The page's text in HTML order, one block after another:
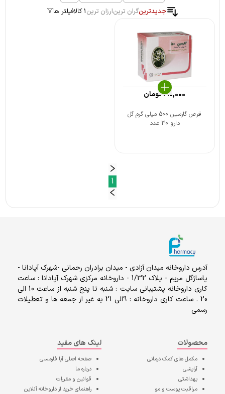
جدیدترینگران ترینارزان ترین1 کالا فیلتر ها
قرص گارسین 500 میلی گرم گل
دارو 30 عدد
210,000تومان
1
آدرس داروخانه میدان آزادی - میدان برادران رحمانی -شهرک آپادانا -
پاساژگل مریم - پلاک 1/32 - داروخانه مرکزی شهرک آپادانا : ساعت
کاری داروخانه پشتیبانی سایت : شنبه تا پنج شنبه از ساعت 10 الی
20 . ساعت کاری داروخانه : 9الی 21 به غیر از جمعه ها و تعطیلات
رسمی
محصولات
مکمل های کمک درمانی
آرایشی
بهداشتی
مراقبت پوست و مو
لینک های مفید
صفحه اصلیآپا فارمسی
درباره ما
قوانین و مقررات
راهنمای خرید از داروخانه آنلاین